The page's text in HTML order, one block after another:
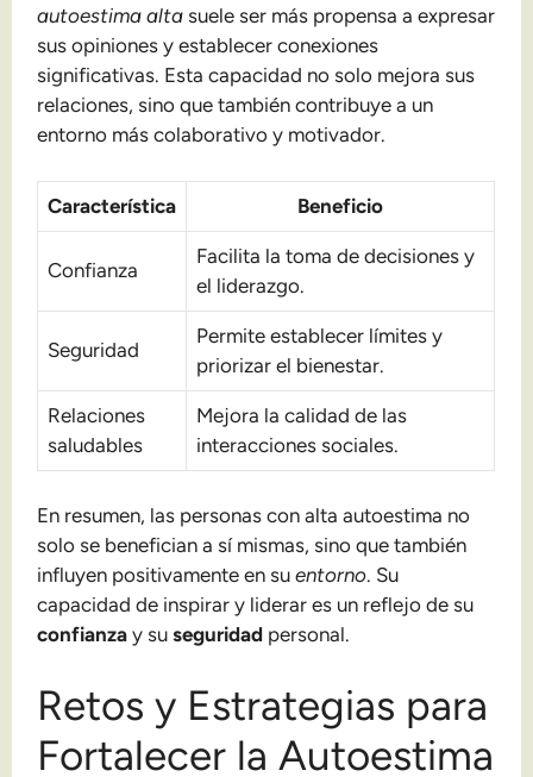
autoestima alta suele ser más propensa a expresar
sus opiniones y establecer conexiones
significativas. Esta capacidad no solo mejora sus
relaciones, sino que también contribuye a un
entorno más colaborativo y motivador.
Característica Beneficio
Confianza
Facilita la toma de decisiones y
el liderazgo.
Seguridad
Permite establecer límites y
priorizar el bienestar.
Relaciones
saludables
Mejora la calidad de las
interacciones sociales.
En resumen, las personas con alta autoestima no
solo se benefician a sí mismas, sino que también
influyen positivamente en suentorno. Su
capacidad de inspirar y liderar es un reflejo de su
confianza y suseguridad personal.
Retos y Estrategias para
Fortalecer la Autoestima